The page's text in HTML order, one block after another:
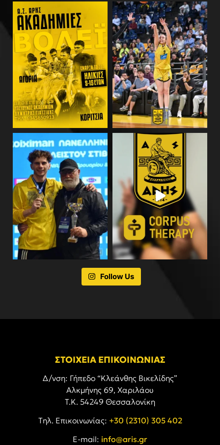
Follow Us
ΣΤΟΙΧΕΙΑ ΕΠΙΚΟΙΝΩΝΙΑΣ
Δ/νση: Γήπεδο “Κλεάνθης Βικελίδης”
Αλκμήνης 69, Χαριλάου
Τ.Κ. 54249 Θεσσαλονίκη
Tηλ. Επικοινωνίας: +30 (2310) 305 402
E-mail: info@aris.gr